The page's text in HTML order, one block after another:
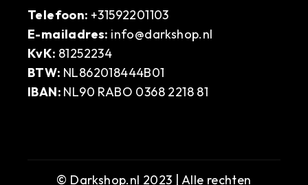
Telefoon: +31592201103
E-mailadres: info@darkshop.nl
KvK: 81252234
BTW: NL862018444B01
IBAN: NL90 RABO 0368 2218 81
© Darkshop.nl 2023 | Alle rechten